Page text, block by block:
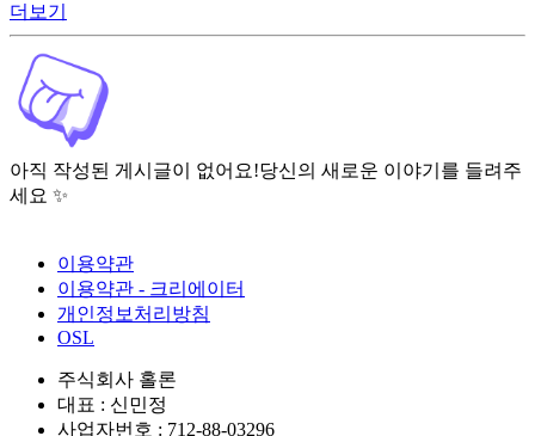
더보기
아직 작성된 게시글이 없어요!당신의 새로운 이야기를 들려주
세요 ✨
이용약관
이용약관 - 크리에이터
개인정보처리방침
OSL
주식회사 홀론
대표 : 신민정
사업자번호 : 712-88-03296